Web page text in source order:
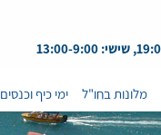
מלונות בחו"ל ימי כיף וכנסים